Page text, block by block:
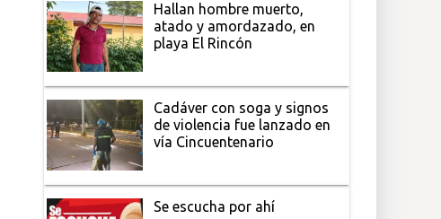
Hallan hombre muerto,
atado y amordazado, en
playa El Rincón
Cadáver con soga y signos
de violencia fue lanzado en
vía Cincuentenario
Se escucha por ahí